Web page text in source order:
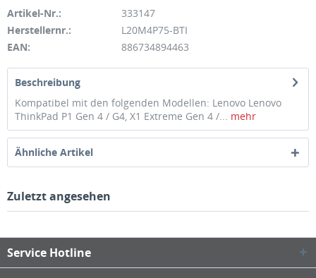
Artikel-Nr.:
333147
Herstellernr.:
L20M4P75-BTI
EAN:
886734894463
Beschreibung
Kompatibel mit den folgenden Modellen: Lenovo Lenovo
ThinkPad P1 Gen 4 / G4, X1 Extreme Gen 4 /... mehr
Ähnliche Artikel
Zuletzt angesehen
Service Hotline